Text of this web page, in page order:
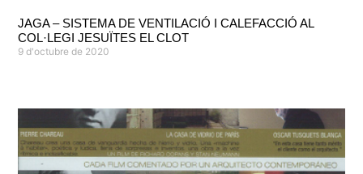
JAGA – SISTEMA DE VENTILACIÓ I CALEFACCIÓ AL
COL·LEGI JESUÏTES EL CLOT
9 d'octubre de 2020